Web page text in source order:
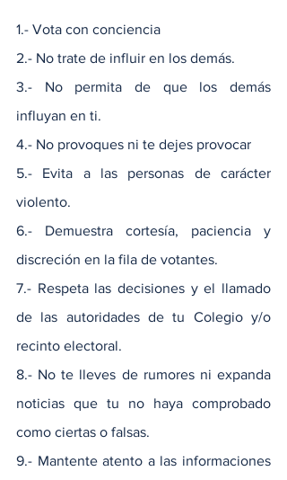
1.- Vota con conciencia
2.- No trate de influir en los demás.
3.- No permita de que los demás
influyan en ti.
4.- No provoques ni te dejes provocar
5.- Evita a las personas de carácter
violento.
6.- Demuestra cortesía, paciencia y
discreción en la fila de votantes.
7.- Respeta las decisiones y el llamado
de las autoridades de tu Colegio y/o
recinto electoral.
8.- No te lleves de rumores ni expanda
noticias que tu no haya comprobado
como ciertas o falsas.
9.- Mantente atento a las informaciones